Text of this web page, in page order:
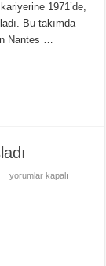
1971’de,
Bu takımda
Nantes …
yorumlar kapalı